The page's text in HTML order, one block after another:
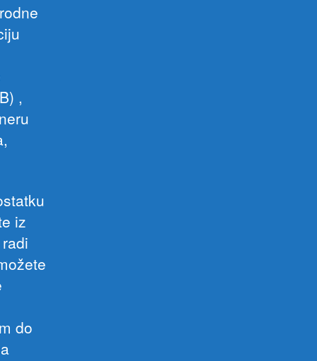
,
iz
do